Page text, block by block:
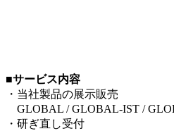
■サービス内容
・当社製品の展示販売
GLOBAL / GLOBAL-IST /
・研ぎ直し受付